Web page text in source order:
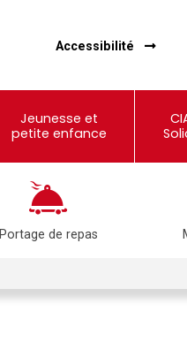
Accessibilité
Jeunesse et
petite enfance
Portage de repas